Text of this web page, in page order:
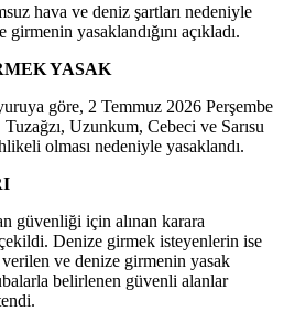
hava ve deniz şartları nedeniyle
yasaklandığını açıkladı.
YASAK
göre, 2 Temmuz 2026 Perşembe
Uzunkum, Cebeci ve Sarısu
olması nedeniyle yasaklandı.
güvenliği için alınan karara
Denize girmek isteyenlerin ise
ve denize girmenin yasak
belirlenen güvenli alanlar